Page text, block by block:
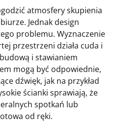
atmosfery skupienia
Jednak design
problemu. Wyznaczenie
przestrzeni działa cuda i
i stawianiem
mogą być odpowiednie,
dźwięk, jak na przykład
ścianki sprawiają, że
spotkań lub
od ręki.